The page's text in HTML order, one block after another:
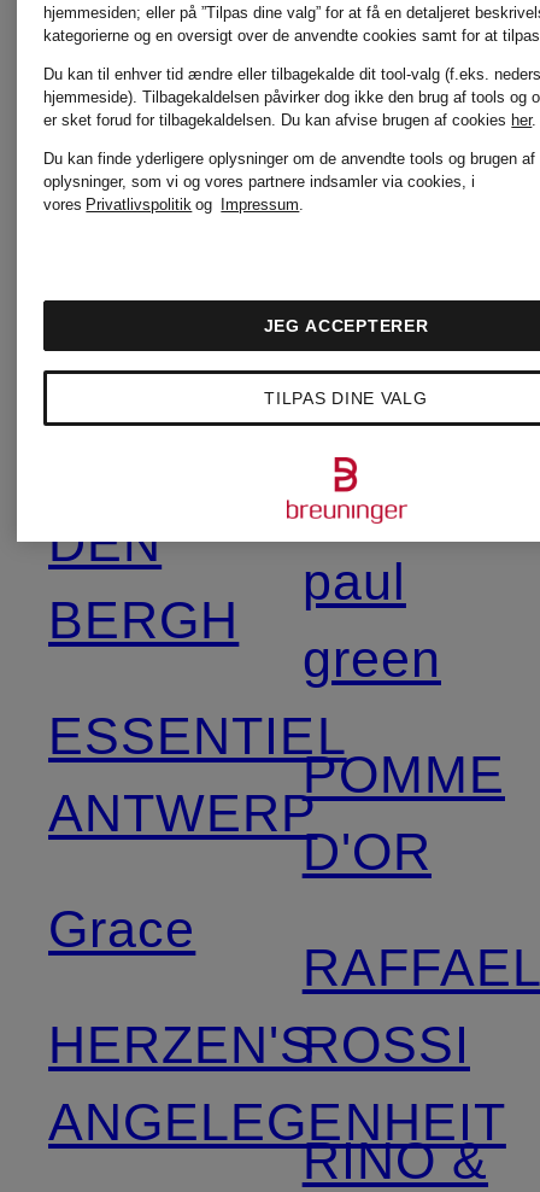
DEMELLIER
DOROTHEE
Emily
DEN
BERGH
ESSENTIEL
ANTWERP
Grace
HERZEN'S
ANGELEGENHEIT
MORE
No.1
OPUS
oui
paul
green
POMME
D'OR
ROSSI
RINO &
hjemmesiden; eller på ”Tilpas dine valg” for at få en detaljeret
kategorierne og en oversigt over de anvendte cookies samt for at
Du kan til enhver tid ændre eller tilbagekalde dit tool-valg (f.eks.
hjemmeside). Tilbagekaldelsen påvirker dog ikke den brug af tools og
er sket forud for tilbagekaldelsen. Du kan afvise brugen af cookies her.
Du kan finde yderligere oplysninger om de anvendte tools og brugen af
oplysninger, som vi og vores partnere indsamler via cookies, i
vores Privatlivspolitik og Impressum.
TILPAS DINE VALG
JEG ACCEPTERER